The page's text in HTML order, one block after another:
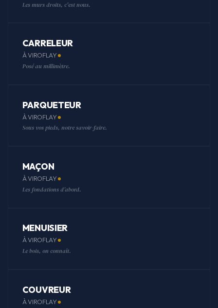
Les murs droits, c'est nous.
CARRELEUR
À VIROFLAY
Posé au millimètre.
PARQUETEUR
À VIROFLAY
Sous vos pieds, notre savoir-faire.
MAÇON
À VIROFLAY
Les fondations d'abord.
MENUISIER
À VIROFLAY
Le bois, on connaît.
COUVREUR
À VIROFLAY